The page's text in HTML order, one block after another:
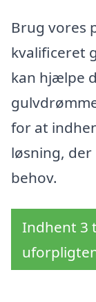
Brug vores
kvalificeret
kan hjælpe
for at
løsning,
behov.
Indhent 3